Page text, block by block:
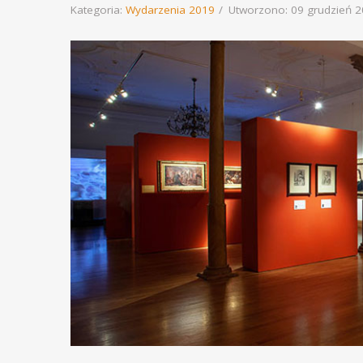
Kategoria: Wydarzenia 2019 Utworzono: 09 grudzień